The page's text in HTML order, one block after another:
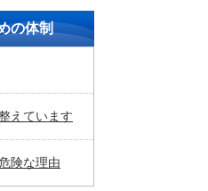
の体制
えています
険な理由